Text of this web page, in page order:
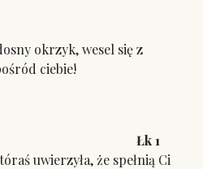
okrzyk, wesel się z
ciebie!
1
uwierzyła, że spełnią Ci